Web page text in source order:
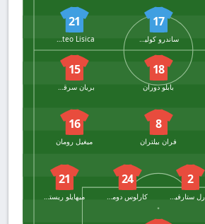
17
ساندرو كولينوفيتش
21
Mateo Lisica
18
بابلو دوران
15
بريان سرقسطة
8
فران بيلتران
16
ميغيل رومان
2
24
21